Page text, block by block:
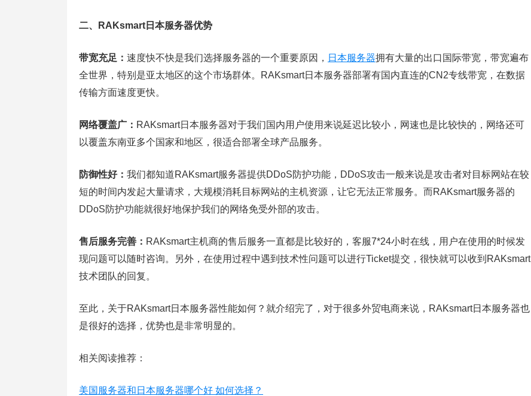
二、RAKsmart日本服务器优势
带宽充足： 速度快不快是我们选择服务器的一个重要原因， 日本服务器拥有大量的出口国际带宽，带宽遍布
全世界，特别是亚太地区的这个市场群体。RAKsmart日本服务器部署有国内直连的CN2专线带宽，在数据
传输方面速度更快。
网络覆盖广： RAKsmart日本服务器对于我们国内用户使用来说延迟比较小，网速也是比较快的，网络还可
以覆盖东南亚多个国家和地区，很适合部署全球产品服务。
防御性好： 我们都知道RAKsmart服务器提供DDoS防护功能，DDoS攻击一般来说是攻击者对目标网站在较
短的时间内发起大量请求，大规模消耗目标网站的主机资源，让它无法正常服务。而RAKsmart服务器的
DDoS防护功能就很好地保护我们的网络免受外部的攻击。
售后服务完善： RAKsmart主机商的售后服务一直都是比较好的，客服7*24小时在线，用户在使用的时候发
现问题可以随时咨询。另外，在使用过程中遇到技术性问题可以进行Ticket提交，很快就可以收到RAKsmart
技术团队的回复。
至此，关于RAKsmart日本服务器性能如何？就介绍完了，对于很多外贸电商来说，RAKsmart日本服务器也
是很好的选择，优势也是非常明显的。
相关阅读推荐：
美国服务器和日本服务器哪个好 如何选择？